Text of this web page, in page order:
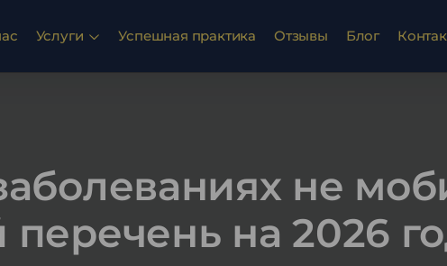
Услуги Успешная практика Отзывы Блог
не
перечень на 2026